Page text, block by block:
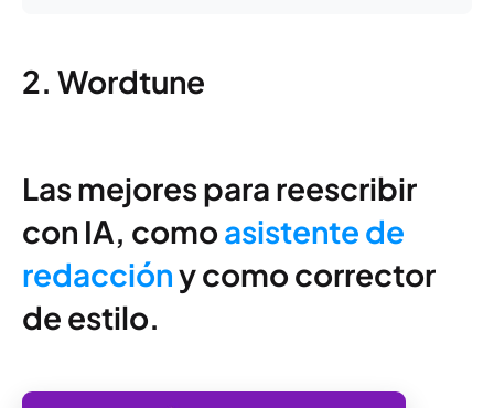
2. Wordtune
Las mejores para reescribir
con IA, como asistente de
redaccióny como corrector
de estilo.